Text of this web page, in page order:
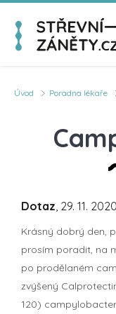
Úvod Poradna lékaře
Dotaz, 29. 11. 2020
Krásný dobrý den,
prosím poradit, na
po prodělaném
zvýšený
120)